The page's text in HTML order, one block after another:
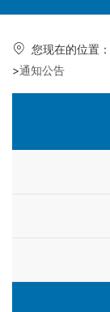
您现在的位置：
>通知公告